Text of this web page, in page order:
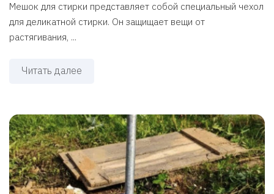
Мешок для стирки представляет собой специальный чехол
для деликатной стирки. Он защищает вещи от
растягивания, ...
Читать далее